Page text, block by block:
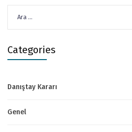
Categories
Danıştay Kararı
Genel